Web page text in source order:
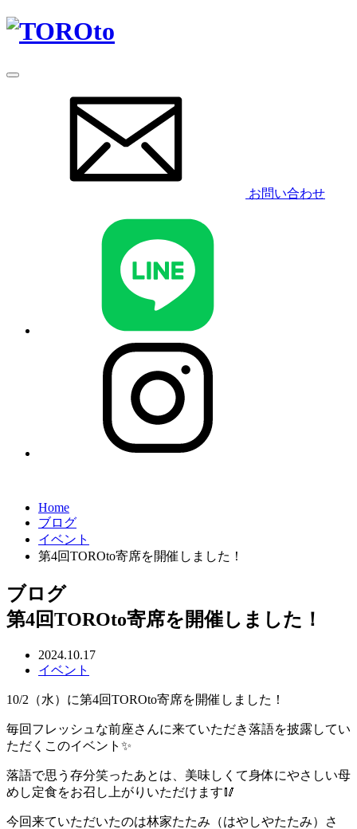
お問い合わせ
Home
ブログ
イベント
第4回TOROto寄席を開催しました！
ブログ
第4回TOROto寄席を開催しました！
2024.10.17
イベント
10/2（水）に第4回TOROto寄席を開催しました！
毎回フレッシュな前座さんに来ていただき落語を披露してい
ただくこのイベント✨
落語で思う存分笑ったあとは、美味しくて身体にやさしい母
めし定食をお召し上がりいただけます🥢
今回来ていただいたのは林家たたみ（はやしやたたみ）さ